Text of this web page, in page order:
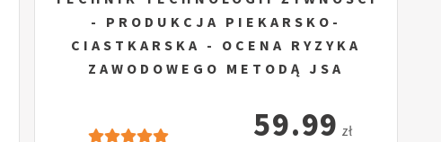
- PRODUKCJA PIEKARSKO-
CIASTKARSKA - OCENA RYZYKA
ZAWODOWEGO METODĄ JSA
59.99 zł